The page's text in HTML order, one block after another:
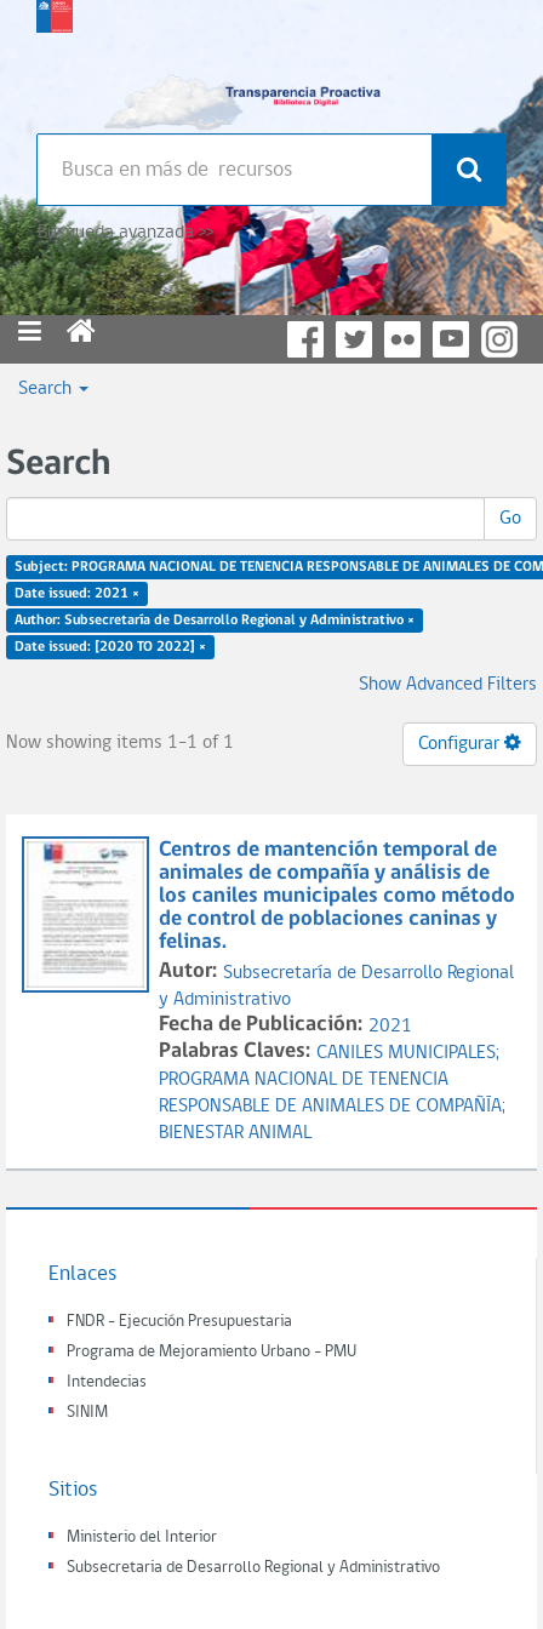
Búsqueda avanzada >>
Search
Search
Go
Subject: PROGRAMA NACIONAL DE TENENCIA RESPONSABLE DE ANIMALES DE
Date issued: 2021 ×
Author: Subsecretaría de Desarrollo Regional y Administrativo ×
Date issued: [2020 TO 2022] ×
Show Advanced Filters
Now showing items 1-1 of 1 Configurar
Centros de mantención temporal de
animales de compañía y análisis de
los caniles municipales como método
de control de poblaciones caninas y
felinas.
Autor: Subsecretaría de Desarrollo Regional
y Administrativo
Fecha de Publicación: 2021
Palabras Claves: CANILES MUNICIPALES;
PROGRAMA NACIONAL DE TENENCIA
RESPONSABLE DE ANIMALES DE COMPAÑÍA;
BIENESTAR ANIMAL
Enlaces
FNDR - Ejecución Presupuestaria
Programa de Mejoramiento Urbano - PMU
Intendecias
SINIM
Sitios
Ministerio del Interior
Subsecretaria de Desarrollo Regional y Administrativo